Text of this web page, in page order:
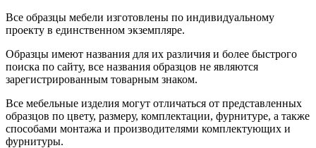
Все образцы мебели изготовлены по индивидуальному
проекту в единственном экземпляре.
Образцы имеют названия для их различия и более быстрого
поиска по сайту, все названия образцов не являются
зарегистрированным товарным знаком.
Все мебельные изделия могут отличаться от представленных
образцов по цвету, размеру, комплектации, фурнитуре, а также
способами монтажа и производителями комплектующих и
фурнитуры.